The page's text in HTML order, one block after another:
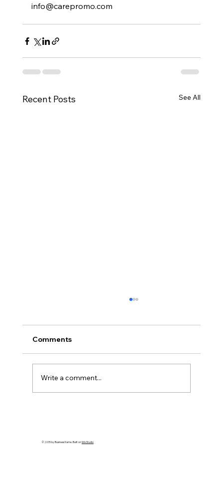
info@carepromo.com
Recent Posts See All
DCT, TATTO ve ORD Arasındaki
Comments
Write a comment...
© 2035 by Business Name. Built onWix Studio